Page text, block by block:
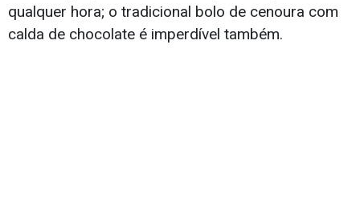
qualquer hora; o tradicional bolo de cenoura com
calda de chocolate é imperdível também.